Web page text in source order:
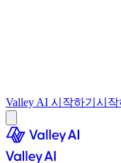
Valley AI 시작하기 시작